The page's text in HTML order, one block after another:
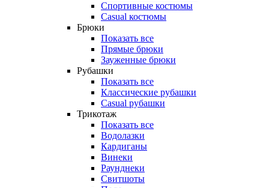
Спортивные костюмы
Casual костюмы
Брюки
Показать все
Прямые брюки
Зауженные брюки
Рубашки
Показать все
Классические рубашки
Casual рубашки
Трикотаж
Показать все
Водолазки
Кардиганы
Винеки
Раунднеки
Свитшоты